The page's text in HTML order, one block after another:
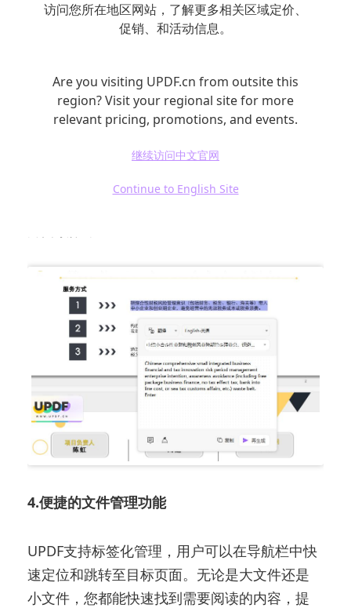
访问您所在地区网站，了解更多相关区域定价、
促销、和活动信息。
Are you visiting UPDF.cn from outsite this
region? Visit your regional site for more
relevant pricing, promotions, and events.
继续访问中文官网
Continue to English Site
3.OCR和翻译功能
别）功能能够帮助您提取扫描文档中的文本，
翻译功能进行实时翻译。即使您
4.便捷的文件管理功能
UPDF支持标签化管理，用户可以在导航栏中快
速定位和跳转至目标页面。无论是大文件还是
小文件，您都能快速找到需要阅读的内容，提